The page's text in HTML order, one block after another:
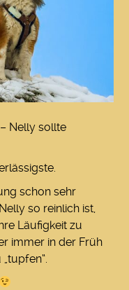
Nelly sollte
schon sehr
so reinlich ist,
Läufigkeit zu
immer in der Früh